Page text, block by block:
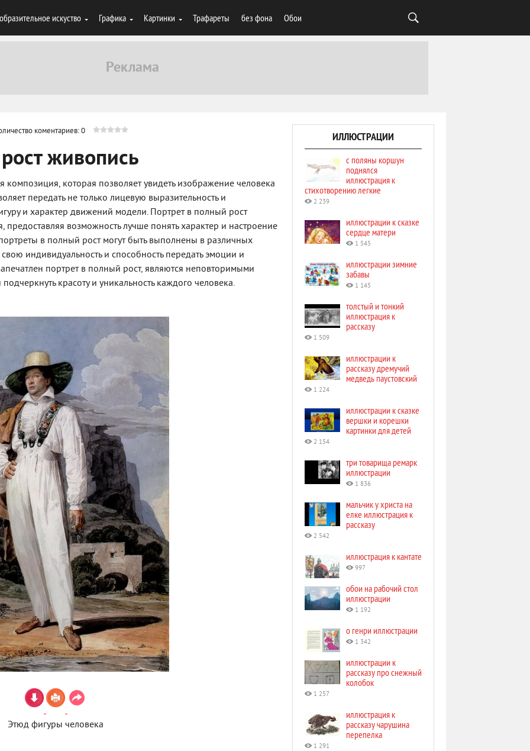
искуство Графика Картинки Трафареты без фона Обои
коментариев: 0
живопись
которая позволяет увидеть изображение человека
передать не только лицевую выразительность и
и характер движений модели. Портрет в полный рост
предоставляя возможность лучше понять характер и настроение
в полный рост могут быть выполнены в различных
индивидуальность и способность передать эмоции и
портрет в полный рост, являются неповторимыми
красоту и уникальность каждого человека.
Этюд фигуры человека
ИЛЛЮСТРАЦИИ
с поляны коршун
поднялся
иллюстрация к
стихотворению легкие
2 239
иллюстрации к сказке
сердце матери
1 545
иллюстрации зимние
забавы
1 145
толстый и тонкий
иллюстрация к
рассказу
1 509
иллюстрации к
рассказу дремучий
медведь паустовский
1 224
иллюстрации к сказке
вершки и корешки
картинки для детей
2 154
три товарища ремарк
иллюстрации
1 836
мальчик у христа на
елке иллюстрация к
рассказу
2 542
иллюстрация к кантате
997
обои на рабочий стол
иллюстрации
1 192
о генри иллюстрации
1 342
иллюстрации к
рассказу про снежный
колобок
1 257
иллюстрация к
рассказу чарушина
перепелка
1 291